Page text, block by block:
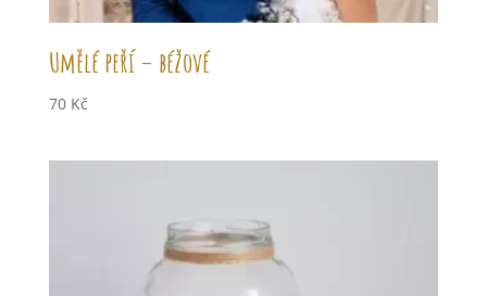
Umělé peří – béžové
70 Kč